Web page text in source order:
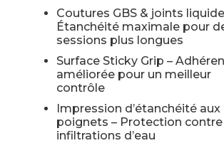
Coutures GBS & joints
Étanchéité maximale pour
sessions plus longues
Surface Sticky Grip –
améliorée pour un meilleur
contrôle
Impression d’étanchéité aux
poignets – Protection contre
infiltrations d’eau